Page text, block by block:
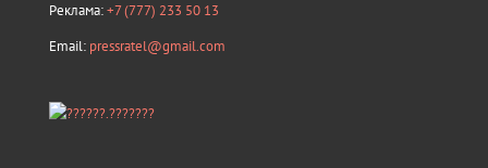
Реклама:+7 (777) 233 50 13
Email: pressratel@gmail.com